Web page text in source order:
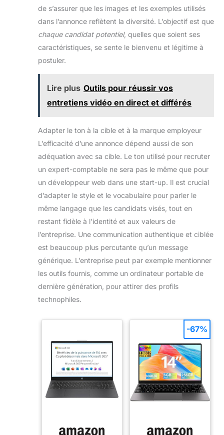
de s’assurer que les images et les exemples utilisés
dans l’annonce reflètent la diversité. L’objectif est que
chaque candidat potentiel, quelles que soient ses
caractéristiques, se sente le bienvenu et légitime à
postuler.
Lire plus Outils pour réussir vos
entretiens vidéo en direct et différés
Adapter le ton à la cible et à la marque employeur
L’efficacité d’une annonce dépend aussi de son
adéquation avec sa cible. Le ton utilisé pour recruter
un expert-comptable ne sera pas le même que pour
un développeur web dans une start-up. Il est crucial
d’adapter le style et le vocabulaire pour parler le
même langage que les candidats visés, tout en
restant fidèle à l’identité et aux valeurs de
l’entreprise. Une communication authentique et ciblée
est beaucoup plus percutante qu’un message
générique. L’entreprise peut par exemple mentionner
les outils fournis, comme un ordinateur portable de
dernière génération, pour attirer des profils
technophiles.
-67%